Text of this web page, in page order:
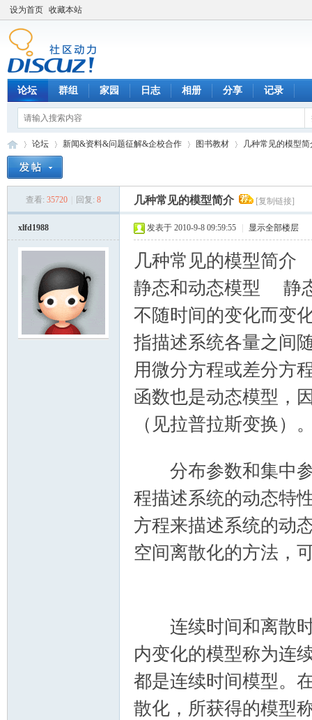
设为首页 收藏本站
论坛 群组 家园 日志 相册 分享 记录
论坛
›
新闻&资料&问题征解&企校合作
›
图书教材
›
几种常见的模型简
查看: 35720 回复: 8 几种常见的模型简介 [复制链接]
xlfd1988 发表于 2010-9-8 09:59:55 显示全部楼层
几种常见的模型简介
静态和动态模型 静
不随时间的变化而变
指描述系统各量之间
用微分方程或差分方
函数也是动态模型，
（见拉普拉斯变换）
分布参数和集中参
程描述系统的动态特
方程来描述系统的动
空间离散化的方法，
连续时间和离散时
内变化的模型称为连
都是连续时间模型。
散化，所获得的模型